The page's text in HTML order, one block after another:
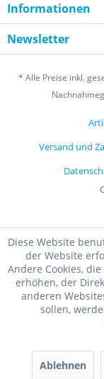
Informationen
Newsletter
* Alle Preise inkl.
Versand und
Diese Website
der Website
Andere Cookies,
erhöhen, der
anderen
sollen,
Ablehnen